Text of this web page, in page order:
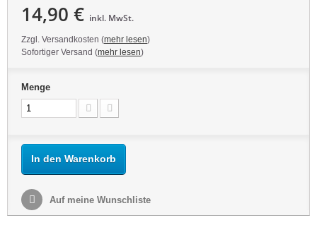
14,90 € inkl. MwSt.
Zzgl. Versandkosten (mehr lesen)
Sofortiger Versand (mehr lesen)
Menge
In den Warenkorb
Auf meine Wunschliste